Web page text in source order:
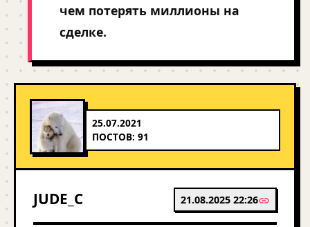
чем потерять миллионы на
сделке.
25.07.2021
ПОСТОВ: 91
JUDE_C 21.08.2025 22:26